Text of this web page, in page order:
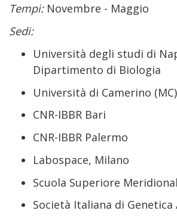
Tempi:Novembre - Maggio
Sedi:
Università degli studi di
Dipartimento di Biologia
Università di Camerino (MC)
CNR-IBBR Bari
CNR-IBBR Palermo
Labospace, Milano
Scuola Superiore
Società Italiana di Genetica